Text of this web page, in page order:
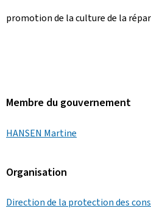
promotion de la culture de la
Membre du gouvernement
HANSEN Martine
Organisation
Direction de la protection des